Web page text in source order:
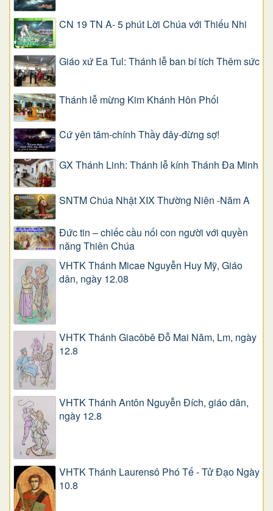
CN 19 TN A- 5 phút Lời Chúa với Thiếu Nhi
Giáo xứ Ea Tul: Thánh lễ ban bí tích Thêm sức
Thánh lễ mừng Kim Khánh Hôn Phối
Cứ yên tâm-chính Thầy đây-đừng sợ!
GX Thánh Linh: Thánh lễ kính Thánh Đa Minh
SNTM Chúa Nhật XIX Thường Niên -Năm A
Đức tin – chiếc cầu nối con người với quyền
năng Thiên Chúa
VHTK Thánh Micae Nguyễn Huy Mỹ, Giáo
dân, ngày 12.08
VHTK Thánh Giacôbê Ðỗ Mai Năm, Lm, ngày
12.8
VHTK Thánh Antôn Nguyễn Ðích, giáo dân,
ngày 12.8
VHTK Thánh Laurensô Phó Tế - Tử Đạo Ngày
10.8